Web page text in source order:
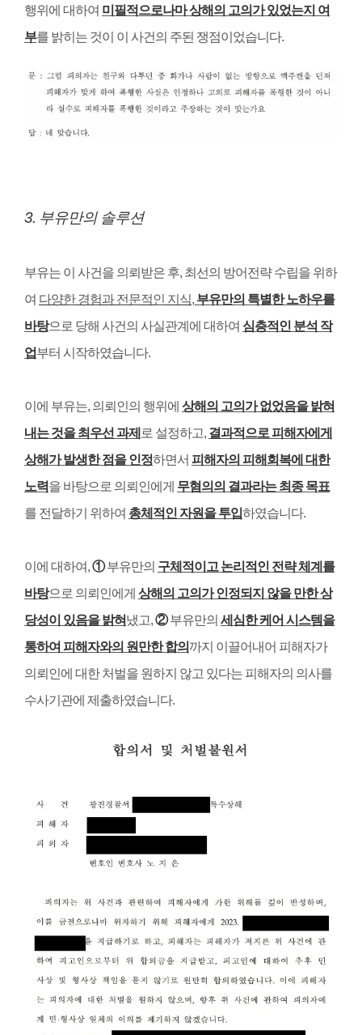
행위에 대하여 미필적으로나마 상해의 고의가 있었는지 여
부를 밝히는 것이 이 사건의 주된 쟁점이었습니다.
3. 부유만의 솔루션
부유는 이 사건을 의뢰받은 후, 최선의 방어전략 수립을 위하
여 다양한 경험과 전문적인 지식, 부유만의 특별한 노하우를
바탕으로 당해 사건의 사실관계에 대하여 심층적인 분석 작
업부터 시작하였습니다.
이에 부유는, 의뢰인의 행위에 상해의 고의가 없었음을 밝혀
내는 것을 최우선 과제 로 설정하고, 결과적으로 피해자에게
상해가 발생한 점을 인정하면서 피해자의 피해회복에 대한
노력을 바탕으로 의뢰인에게 무혐의의 결과라는 최종 목표
를 전달하기 위하여 총체적인 자원을 투입하였습니다.
이에 대하여,① 부유만의 구체적이고 논리적인 전략 체계를
바탕으로 의뢰인에게 상해의 고의가 인정되지 않을 만한 상
당성이 있음을 밝혀냈고,② 부유만의 세심한 케어 시스템을
통하여 피해자와의 원만한 합의 까지 이끌어내어 피해자가
의뢰인에 대한 처벌을 원하지 않고 있다는 피해자의 의사를
수사기관에 제출하였습니다.